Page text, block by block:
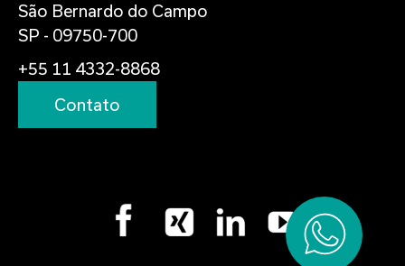
São Bernardo do Campo
SP - 09750-700
+55 11 4332-8868
Contato